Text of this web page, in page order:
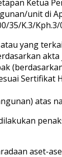
Ketua
unit di
35/K.3/
yang
akta
Sertifikat
atas
aset-